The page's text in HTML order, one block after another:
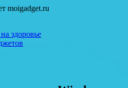
moigadget.ru
здоровье